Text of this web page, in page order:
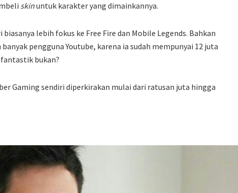
skinuntuk karakter yang dimainkannya.
lebih fokus ke Free Fire dan Mobile Legends. Bahkan
pengguna Youtube, karena ia sudah mempunyai 12 juta
bukan?
Gaming sendiri diperkirakan mulai dari ratusan juta hingga